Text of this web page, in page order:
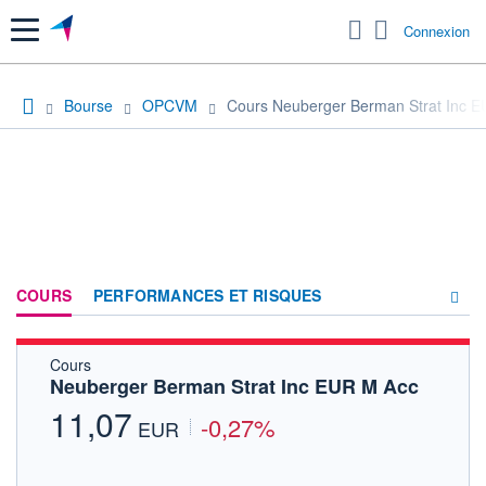
Menu Connexion
Bourse OPCVM Cours Neuberger Berman Strat Inc
COURS PERFORMANCES ET RISQUES
Cours
Neuberger Berman Strat Inc EUR M Acc
11,07 EUR -0,27%